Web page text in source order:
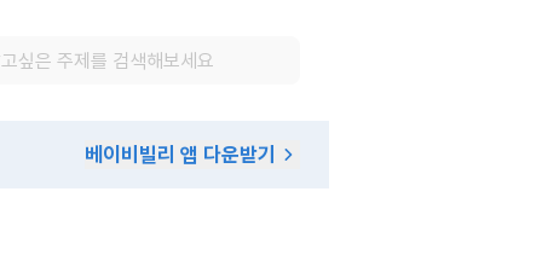
베이비빌리 앱 다운받기